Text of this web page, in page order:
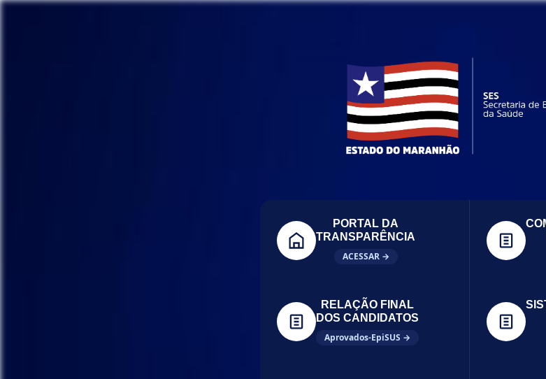
PORTAL DA
TRANSPARÊNCIA
ACESSAR →
RELAÇÃO FINAL
DOS CANDIDATOS
Aprovados-EpiSUS →